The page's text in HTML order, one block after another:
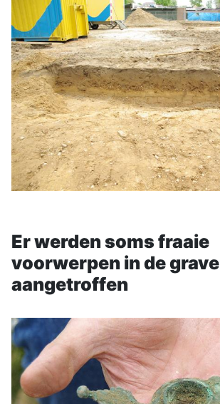
Er werden soms fraaie
voorwerpen in de
aangetroffen